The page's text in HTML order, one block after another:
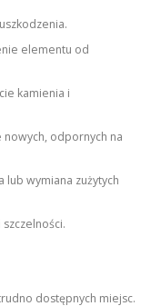
elementu od
kamienia i
odpornych na
lub wymiana zużytych
dostępnych miejsc.